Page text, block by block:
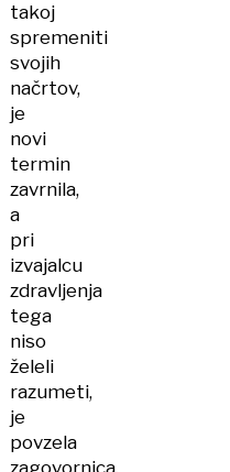
takoj
spremeniti
svojih
načrtov,
je
novi
termin
zavrnila,
a
pri
izvajalcu
zdravljenja
tega
niso
želeli
razumeti,
je
povzela